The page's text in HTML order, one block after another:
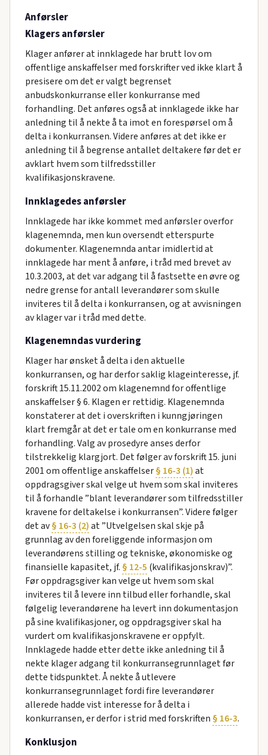
Anførsler
Klagers anførsler
Klager anfører at innklagede har brutt lov om
offentlige anskaffelser med forskrifter ved ikke klart å
presisere om det er valgt begrenset
anbudskonkurranse eller konkurranse med
forhandling. Det anføres også at innklagede ikke har
anledning til å nekte å ta imot en forespørsel om å
delta i konkurransen. Videre anføres at det ikke er
anledning til å begrense antallet deltakere før det er
avklart hvem som tilfredsstiller
kvalifikasjonskravene.
Innklagedes anførsler
Innklagede har ikke kommet med anførsler overfor
klagenemnda, men kun oversendt etterspurte
dokumenter. Klagenemnda antar imidlertid at
innklagede har ment å anføre, i tråd med brevet av
10.3.2003, at det var adgang til å fastsette en øvre og
nedre grense for antall leverandører som skulle
inviteres til å delta i konkurransen, og at avvisningen
av klager var i tråd med dette.
Klagenemndas vurdering
Klager har ønsket å delta i den aktuelle
konkurransen, og har derfor saklig klageinteresse, jf.
forskrift 15.11.2002 om klagenemnd for offentlige
anskaffelser § 6. Klagen er rettidig. Klagenemnda
konstaterer at det i overskriften i kunngjøringen
klart fremgår at det er tale om en konkurranse med
forhandling. Valg av prosedyre anses derfor
tilstrekkelig klargjort. Det følger av forskrift 15. juni
2001 om offentlige anskaffelser§ 16-3 (1)at
oppdragsgiver skal velge ut hvem som skal inviteres
til å forhandle ”blant leverandører som tilfredsstiller
kravene for deltakelse i konkurransen”. Videre følger
det av§ 16-3 (2)at ”Utvelgelsen skal skje på
grunnlag av den foreliggende informasjon om
leverandørens stilling og tekniske, økonomiske og
finansielle kapasitet, jf. § 12-5 (kvalifikasjonskrav)”.
Før oppdragsgiver kan velge ut hvem som skal
inviteres til å levere inn tilbud eller forhandle, skal
følgelig leverandørene ha levert inn dokumentasjon
på sine kvalifikasjoner, og oppdragsgiver skal ha
vurdert om kvalifikasjonskravene er oppfylt.
Innklagede hadde etter dette ikke anledning til å
nekte klager adgang til konkurransegrunnlaget før
dette tidspunktet. Å nekte å utlevere
konkurransegrunnlaget fordi fire leverandører
allerede hadde vist interesse for å delta i
konkurransen, er derfor i strid med forskriften § 16-3.
Konklusjon